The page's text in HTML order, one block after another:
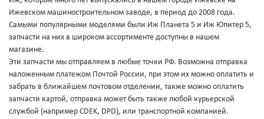
Ижевском машиностроительном заводе, в период до 2008 года.
Самыми популярными моделями были Иж Планета 5 и Иж Юпитер 5,
запчасти на них в широком ассортименте доступны в нашем
магазине.
Эти запчасти мы отправляем в любые точки РФ. Возможна отправка
наложенным платежом Почтой России, при этом их можно оплатить и
забрать в ближайшем почтовом отделении, также можно оплатить
запчасти картой, отправка может быть также любой курьерской
службой (например CDEK, DPD), или транспортной компанией.